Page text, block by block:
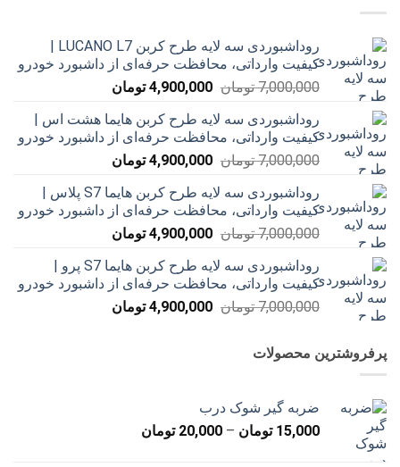
روداشبوردی سه‌ لایه طرح کربن LUCANO L7 |
کیفیت وارداتی، محافظت حرفه‌ای از داشبورد خودرو
7,000,000 تومان قیمت
7,000,000 تومان
بود.
4,900,000 تومانقیمت
4,900,000 تومان
است.
روداشبوردی سه‌ لایه طرح کربن هایما هشت اس |
کیفیت وارداتی، محافظت حرفه‌ای از داشبورد خودرو
7,000,000 تومان قیمت
7,000,000 تومان
بود.
4,900,000 تومانقیمت
4,900,000 تومان
است.
روداشبوردی سه‌ لایه طرح کربن هایما S7 پلاس |
کیفیت وارداتی، محافظت حرفه‌ای از داشبورد خودرو
7,000,000 تومان قیمت
7,000,000 تومان
بود.
4,900,000 تومانقیمت
است.
روداشبوردی سه‌ لایه طرح کربن هایما S7 پرو |
کیفیت وارداتی، محافظت حرفه‌ای از داشبورد خودرو
7,000,000 تومان قیمت
4,900,000 تومانقیمت
پرفروشترین محصولات
ضربه گیر شوک درب
15,000 تومان –
20,000 تومان